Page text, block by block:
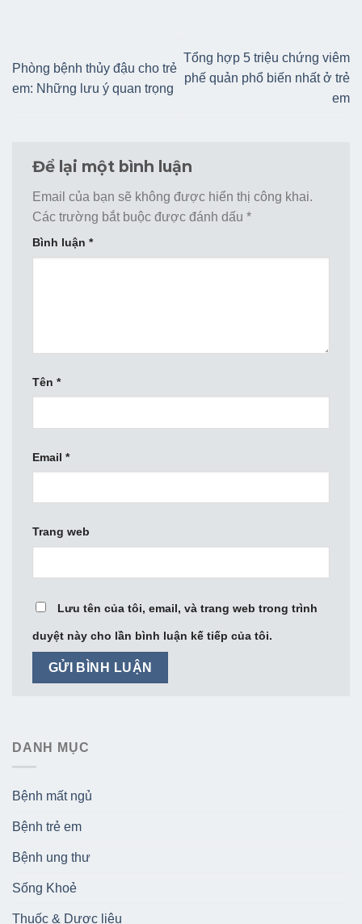
Phòng bệnh thủy đậu cho trẻ
em: Những lưu ý quan trọng
Tổng hợp 5 triệu chứng viêm
phế quản phổ biến nhất ở trẻ
em
Để lại một bình luận
Email của bạn sẽ không được hiển thị công khai.
Các trường bắt buộc được đánh dấu *
Bình luận *
Tên *
Email *
Trang web
Lưu tên của tôi, email, và trang web trong trình
duyệt này cho lần bình luận kế tiếp của tôi.
DANH MỤC
Bệnh mất ngủ
Bệnh trẻ em
Bệnh ung thư
Sống Khoẻ
Thuốc & Dược liệu